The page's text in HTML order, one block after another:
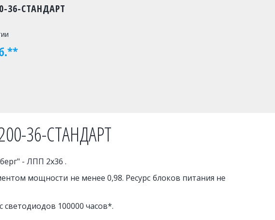
36-СТАНДАРТ
36-СТАНДАРТ
- ЛПП 2х36 .
мощности не менее 0,98. Ресурс блоков питания не
100000 часов*.